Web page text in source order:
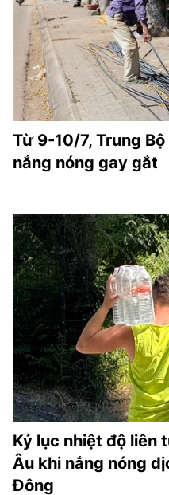
TRA CỨU PHƯỜNG XÃ
CỐNG HIẾN
BÙI XUÂN PHÁI
TIỆN ÍCH
LIÊN HỆ QUẢNG CÁO
Điện thoại:
MẠNG XÃ HỘI
Từ 9-10/7, Trung
nắng nóng gay gắt
Kỷ lục nhiệt độ liên
Âu khi nắng nóng
Đông